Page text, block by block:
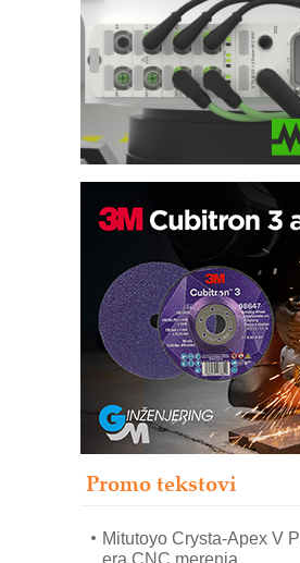
Promo tekstovi
Automatizacija
(Shelf-Ready) omotnice
Potpuna efikasnost bez
sistema
Trajna oznaka kao
Bezbednost na prvom
IB BLUMENAUER - više
poverenja u industriji
Art Utopia Studio –
Mitutoyo Crysta-Apex V